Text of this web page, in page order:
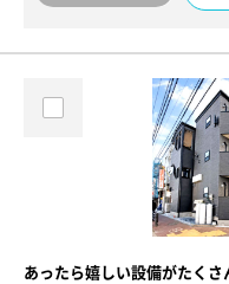
あったら嬉しい設備がたく